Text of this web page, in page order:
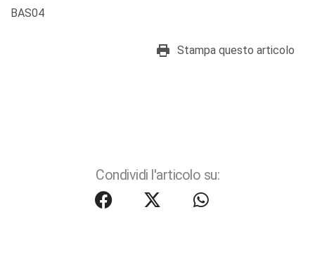
BAS04
Stampa questo articolo
Condividi l'articolo su: